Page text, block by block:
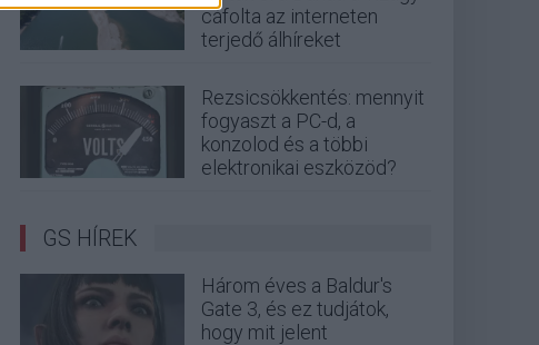
cáfolta az interneten
terjedő álhíreket
Rezsicsökkentés: mennyit
fogyaszt a PC-d, a
konzolod és a többi
elektronikai eszközöd?
GS HÍREK
Három éves a Baldur's
Gate 3, és ez tudjátok,
hogy mit jelent